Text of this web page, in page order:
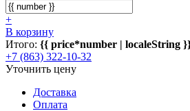
+
В корзину
Итого: {{ price*number | localeString
+7 (863) 322-10-32
Уточнить цену
Доставка
Оплата